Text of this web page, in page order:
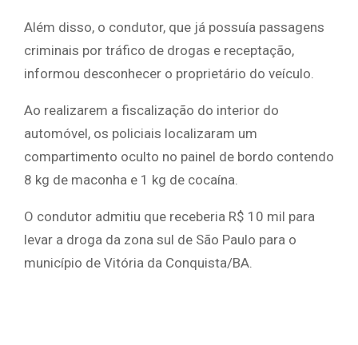
Além disso, o condutor, que já possuía passagens
criminais por tráfico de drogas e receptação,
informou desconhecer o proprietário do veículo.
Ao realizarem a fiscalização do interior do
automóvel, os policiais localizaram um
compartimento oculto no painel de bordo contendo
8 kg de maconha e 1 kg de cocaína.
O condutor admitiu que receberia R$ 10 mil para
levar a droga da zona sul de São Paulo para o
município de Vitória da Conquista/BA.